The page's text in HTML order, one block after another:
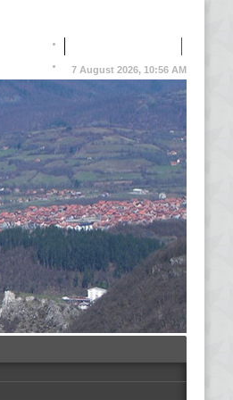
7 August 2026, 10:56 AM